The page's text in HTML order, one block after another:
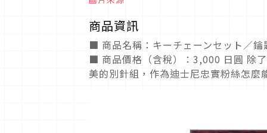
商品資訊
■ 商品名稱：キーチェーンセット／鑰
■ 商品價格（含稅）：3,000 日圓 除
美的別針組，作為迪士尼忠實粉絲怎麼